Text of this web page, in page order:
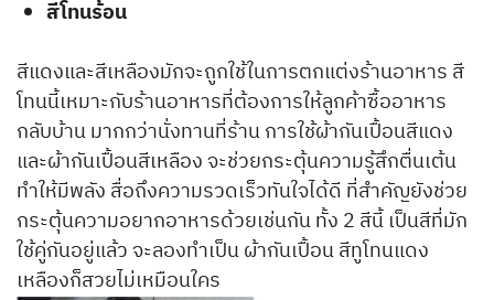
สีโทนร้อน
สีแดงและสีเหลืองมักจะถูกใช้ในการตกแต่งร้านอาหาร สี
โทนนี้เหมาะกับร้านอาหารที่ต้องการให้ลูกค้าซื้ออาหาร
กลับบ้าน มากกว่านั่งทานที่ร้าน การใช้ผ้ากันเปื้อนสีแดง
และผ้ากันเปื้อนสีเหลือง จะช่วยกระตุ้นความรู้สึกตื่นเต้น
ทำให้มีพลัง สื่อถึงความรวดเร็วทันใจได้ดี ที่สำคัญยังช่วย
กระตุ้นความอยากอาหารด้วยเช่นกัน ทั้ง 2 สีนี้ เป็นสีที่มัก
ใช้คู่กันอยู่แล้ว จะลองทำเป็น ผ้ากันเปื้อน สีทูโทนแดง
เหลืองก็สวยไม่เหมือนใคร